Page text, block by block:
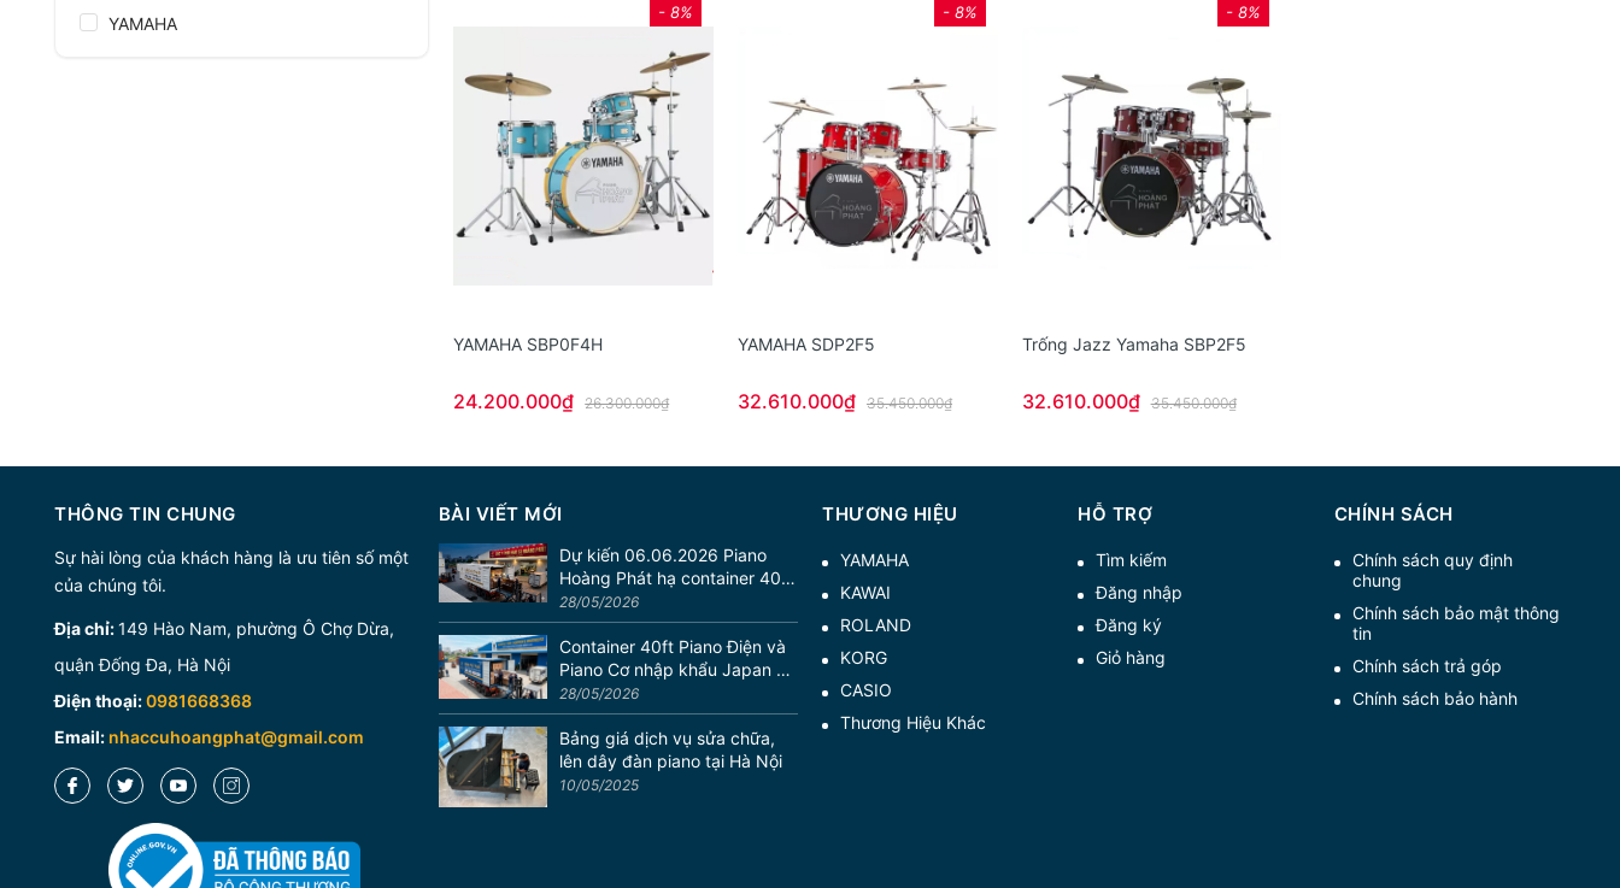
YAMAHA
- 8%
YAMAHA SBP0F4H
24.200.000₫ 26.300.000₫
- 8%
YAMAHA SDP2F5
32.610.000₫ 35.450.000₫
- 8%
Trống Jazz Yamaha SBP2F5
32.610.000₫ 35.450.000₫
THÔNG TIN CHUNG
Sự hài lòng của khách hàng là ưu tiên số một
của chúng tôi.
Địa chỉ:149 Hào Nam, phường Ô Chợ Dừa,
quận Đống Đa, Hà Nội
Điện thoại:0981668368
Email: nhaccuhoangphat@gmail.com
BÀI VIẾT MỚI
Dự kiến 06.06.2026 Piano
Hoàng Phát hạ container 40ft
gồm 34 chiếc Piano Cơ nhập
khẩu từ Nhật Bản
28/05/2026
Container 40ft Piano Điện và
Piano Cơ nhập khẩu Japan về
ngày 01/06/2026
28/05/2026
Bảng giá dịch vụ sửa chữa,
lên dây đàn piano tại Hà Nội
10/05/2025
THƯƠNG HIỆU
YAMAHA
KAWAI
ROLAND
KORG
CASIO
Thương Hiệu Khác
HỖ TRỢ
Tìm kiếm
Đăng nhập
Đăng ký
Giỏ hàng
CHÍNH SÁCH
Chính sách quy định
chung
Chính sách bảo mật thông
tin
Chính sách trả góp
Chính sách bảo hành